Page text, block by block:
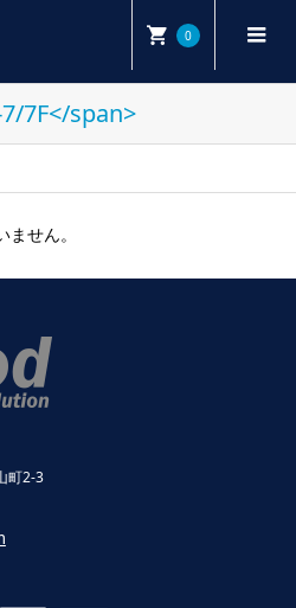
0
7F</span>
せん。
町2-3